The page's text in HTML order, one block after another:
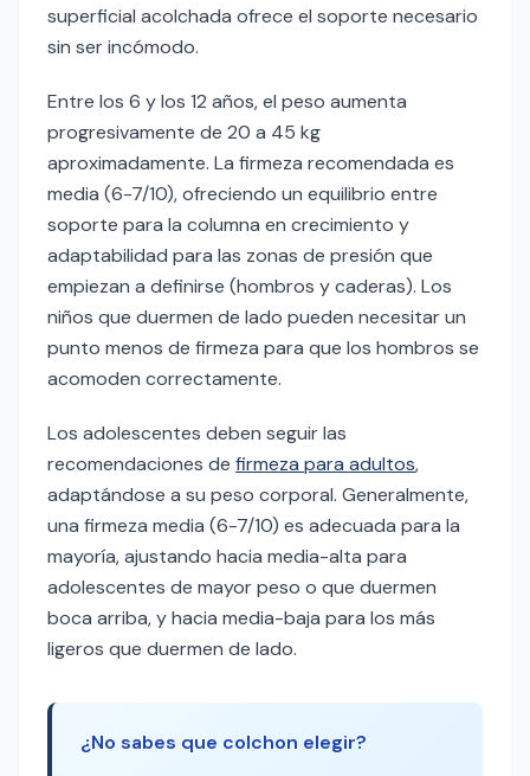
superficial acolchada ofrece el soporte necesario
sin ser incómodo.
Entre los 6 y los 12 años, el peso aumenta
progresivamente de 20 a 45 kg
aproximadamente. La firmeza recomendada es
media (6-7/10), ofreciendo un equilibrio entre
soporte para la columna en crecimiento y
adaptabilidad para las zonas de presión que
empiezan a definirse (hombros y caderas). Los
niños que duermen de lado pueden necesitar un
punto menos de firmeza para que los hombros se
acomoden correctamente.
Los adolescentes deben seguir las
recomendaciones de firmeza para adultos,
adaptándose a su peso corporal. Generalmente,
una firmeza media (6-7/10) es adecuada para la
mayoría, ajustando hacia media-alta para
adolescentes de mayor peso o que duermen
boca arriba, y hacia media-baja para los más
ligeros que duermen de lado.
¿No sabes que colchon elegir?